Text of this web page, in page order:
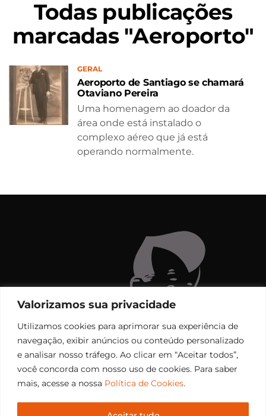
Valorizamos sua privacidade
Utilizamos cookies para aprimorar sua experiência de
navegação, exibir anúncios ou conteúdo personalizado
e analisar nosso tráfego. Ao clicar em “Aceitar todos”,
você concorda com nosso uso de cookies. Para saber
mais, acesse a nossa Política de Cookies.
Todas publicações
marcadas "Aeroporto"
GERAL
Aeroporto de Santiago se chamará
Otaviano Pereira
Uma homenagem ao doador da
área onde está instalado o
complexo aéreo que já está
operando normalmente.